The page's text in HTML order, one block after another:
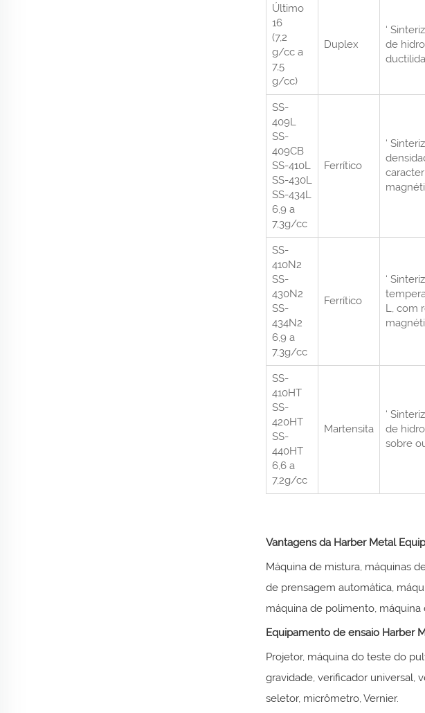
Último
16
(7,2
g/cc a
7,5
g/cc)
Duplex
‘
de
SS-
409L
SS-
409CB
SS-410L
SS-430L
SS-434L
6,9 a
7,3g/cc
Ferrítico
‘
SS-
410N2
SS-
430N2
SS-
434N2
6,9 a
7,3g/cc
Ferrítico
‘
L, com
SS-
410HT
SS-
420HT
SS-
440HT
6,6 a
7,2g/cc
Martensita
‘
de
sobre
Vantagens da Harber Metal
Máquina de mistura, máquinas
de prensagem automática,
máquina de polimento, máquina
Equipamento de ensaio Harber
Projetor, máquina do teste do
gravidade, verificador universal,
seletor, micrômetro, Vernier.